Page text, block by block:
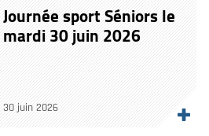
Journée sport Séniors le
mardi 30 juin 2026
30 juin 2026